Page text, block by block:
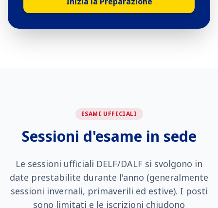
ESAMI UFFICIALI
Sessioni d'esame in sede
Le sessioni ufficiali DELF/DALF si svolgono in
date prestabilite durante l'anno (generalmente
sessioni invernali, primaverili ed estive). I posti
sono limitati e le iscrizioni chiudono